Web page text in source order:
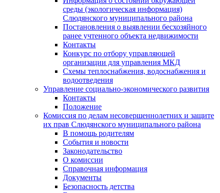
среды (экологическая информация)
Слюдянского муниципального района
Постановления о выявлении бесхозяйного
ранее учтенного объекта недвижимости
Контакты
Конкурс по отбору управляющей
организации для управления МКД
Схемы теплоснабжения, водоснабжения и
водоотведения
Управление социально-экономического развития
Контакты
Положение
Комиссия по делам несовершеннолетних и защите
их прав Слюдянского муниципального района
В помощь родителям
События и новости
Законодательство
О комиссии
Справочная информация
Документы
Безопасность детства